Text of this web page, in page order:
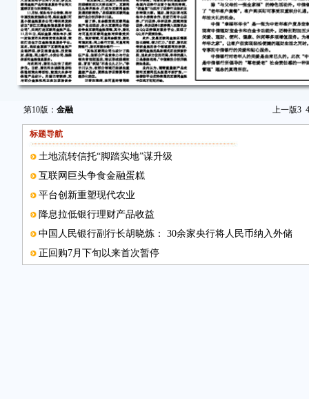
第10版： 金融 上一版3 4
标题导航
土地流转信托“脚踏实地”谋升级
互联网巨头争食金融蛋糕
平台创新重塑现代农业
降息拉低银行理财产品收益
中国人民银行副行长胡晓炼： 30余家央行将人民币纳入外储
正回购7月下旬以来首次暂停